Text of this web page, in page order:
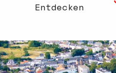
Entdecken